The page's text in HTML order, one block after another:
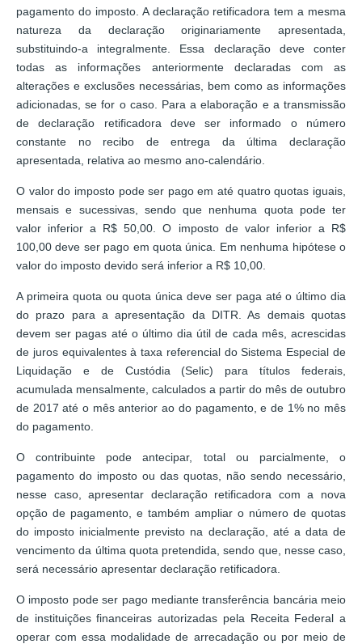
pagamento do imposto. A declaração retificadora tem a mesma
natureza da declaração originariamente apresentada,
substituindo-a integralmente. Essa declaração deve conter
todas as informações anteriormente declaradas com as
alterações e exclusões necessárias, bem como as informações
adicionadas, se for o caso. Para a elaboração e a transmissão
de declaração retificadora deve ser informado o número
constante no recibo de entrega da última declaração
apresentada, relativa ao mesmo ano-calendário.
O valor do imposto pode ser pago em até quatro quotas iguais,
mensais e sucessivas, sendo que nenhuma quota pode ter
valor inferior a R$ 50,00. O imposto de valor inferior a R$
100,00 deve ser pago em quota única. Em nenhuma hipótese o
valor do imposto devido será inferior a R$ 10,00.
A primeira quota ou quota única deve ser paga até o último dia
do prazo para a apresentação da DITR. As demais quotas
devem ser pagas até o último dia útil de cada mês, acrescidas
de juros equivalentes à taxa referencial do Sistema Especial de
Liquidação e de Custódia (Selic) para títulos federais,
acumulada mensalmente, calculados a partir do mês de outubro
de 2017 até o mês anterior ao do pagamento, e de 1% no mês
do pagamento.
O contribuinte pode antecipar, total ou parcialmente, o
pagamento do imposto ou das quotas, não sendo necessário,
nesse caso, apresentar declaração retificadora com a nova
opção de pagamento, e também ampliar o número de quotas
do imposto inicialmente previsto na declaração, até a data de
vencimento da última quota pretendida, sendo que, nesse caso,
será necessário apresentar declaração retificadora.
O imposto pode ser pago mediante transferência bancária meio
de instituições financeiras autorizadas pela Receita Federal a
operar com essa modalidade de arrecadação ou por meio de